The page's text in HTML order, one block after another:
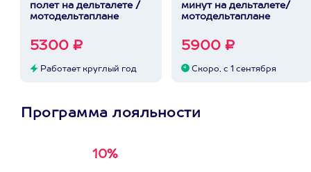
полет на дельталете /
мотодельтаплане
5300 ₽
Работает круглый год
минут на дельталете/
мотодельтаплане
5900 ₽
Скоро, с 1 сентября
Программа лояльности
10%